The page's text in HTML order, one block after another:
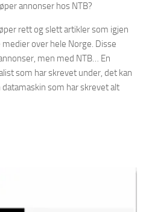
annonser hos NTB?
rett og slett artikler som igjen
over hele Norge. Disse
men med NTB… En
som har skrevet under, det kan
som har skrevet alt